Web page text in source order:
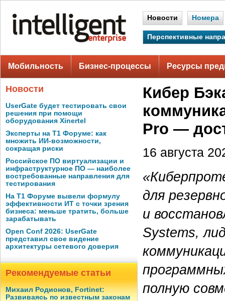
Новости Номера
Перспективные
Мобильность Бизнес-процессы Ресурсы
Новости
UserGate будет тестировать свои
решения при помощи
оборудования Xinertel
Эксперты на Т1 Форуме: как
множить ИИ-возможности,
сокращая риски
Российское ПО виртуализации и
инфраструктурное ПО — наиболее
востребованные направления для
тестирования
На Т1 Форуме вывели формулу
эффективности ИТ с точки зрения
бизнеса: меньше тратить, больше
зарабатывать
Open Conf 2026: UserGate
представил свое видение
архитектуры сетевого доверия
Рекомендуемые статьи
Михаил Родионов, Fortinet:
Развиваясь по известным законам
Кибер
Pro —
16 августа
для
и
Systems,
полную